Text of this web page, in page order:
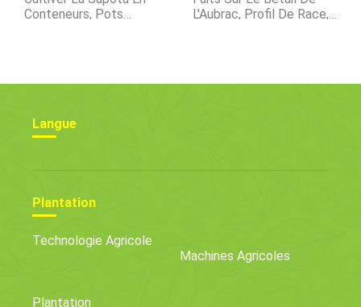
Conteneurs, Pots
L'Aubrac, Profil De Race,
Langue
Plantation
Technologie Agricole
Machines Agricoles
Plantation